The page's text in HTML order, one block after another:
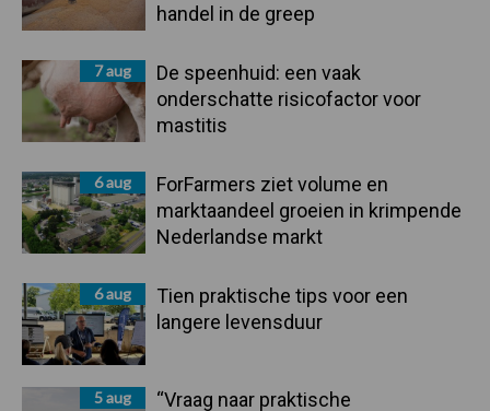
handel in de greep
7 aug
De speenhuid: een vaak
onderschatte risicofactor voor
mastitis
6 aug
ForFarmers ziet volume en
marktaandeel groeien in krimpende
Nederlandse markt
6 aug
Tien praktische tips voor een
langere levensduur
5 aug
“Vraag naar praktische